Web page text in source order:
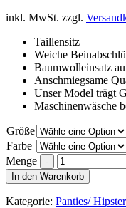
inkl. MwSt. zzgl.
Taillensitz
Weiche
Baumwolleinsatz
Anschmiegsame
Unser Model trägt
Maschinenwäsche
Größe
Farbe
Menge
In den Warenkorb
Kategorie: Panties/ Hipster